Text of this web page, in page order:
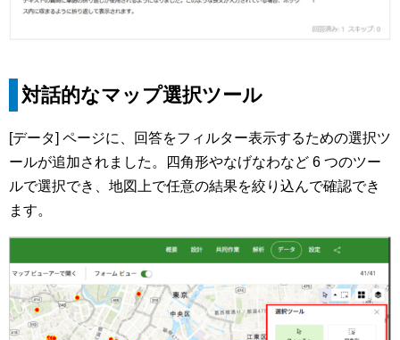
対話的なマップ選択ツール
[データ] ページに、回答をフィルター表示するための選択ツ
ールが追加されました。四角形やなげなわなど 6 つのツー
ルで選択でき、地図上で任意の結果を絞り込んで確認でき
ます。